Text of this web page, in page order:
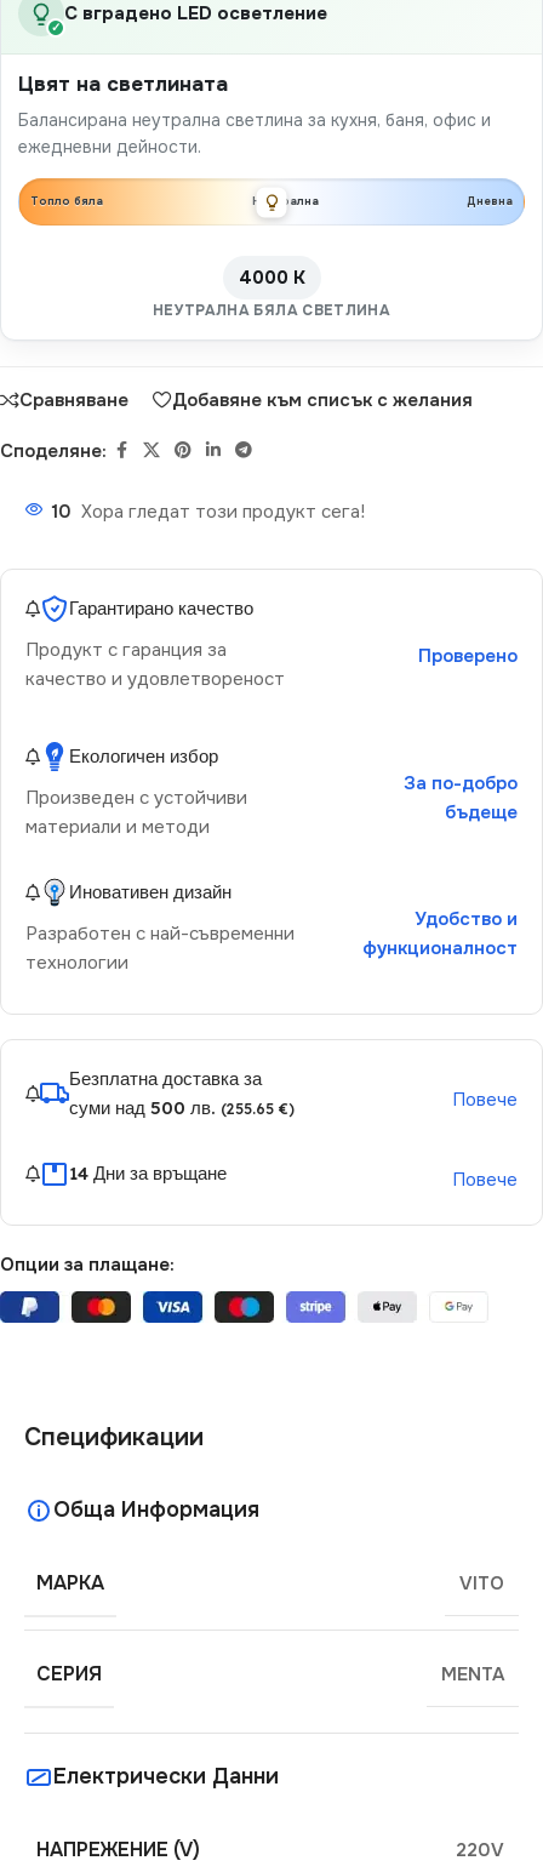
✓
С вградено LED осветление
Цвят на светлината
Балансирана неутрална светлина за кухня, баня, офис и
ежедневни дейности.
Топло бяла Неутрална Дневна
4000 K
НЕУТРАЛНА БЯЛА СВЕТЛИНА
Сравняване Добавяне към списък с желания
Споделяне:
10 Хора гледат този продукт сега!
Гарантирано качество
Продукт с гаранция за
качество и удовлетвореност
Проверено
Екологичен избор
Произведен с устойчиви
материали и методи
За по-добро
бъдеще
Иновативен дизайн
Разработен с най-съвременни
технологии
Удобство и
функционалност
Безплатна доставка за
суми над 500 лв. (255.65 €) Повече
14 Дни за връщане Повече
Опции за плащане:
Спецификации
Обща Информация
МАРКА VITO
СЕРИЯ MENTA
Електрически Данни
НАПРЕЖЕНИЕ (V) 220V